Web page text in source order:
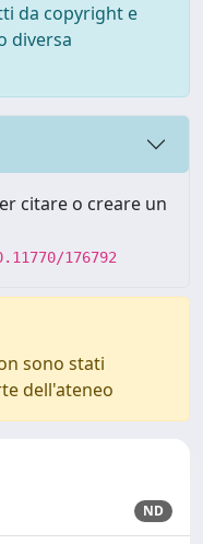
da copyright e
diversa
citare o creare un
176792
sono stati
dell'ateneo
ND